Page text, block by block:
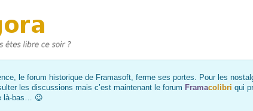
le forum historique de Framasoft, ferme ses portes. Pour les
les discussions mais c’est maintenant le forum Framacolibri qui
là-bas… 😉